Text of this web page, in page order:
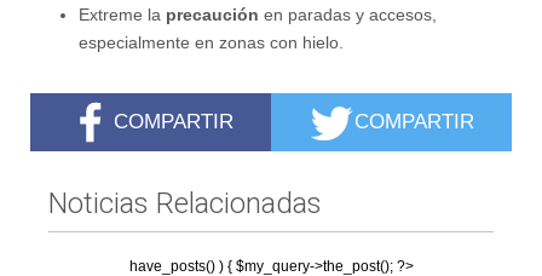
Extreme la precaución en paradas y accesos,
especialmente en zonas con hielo.
COMPARTIR COMPARTIR
Noticias Relacionadas
have_posts() ) { $my_query->the_post(); ?>